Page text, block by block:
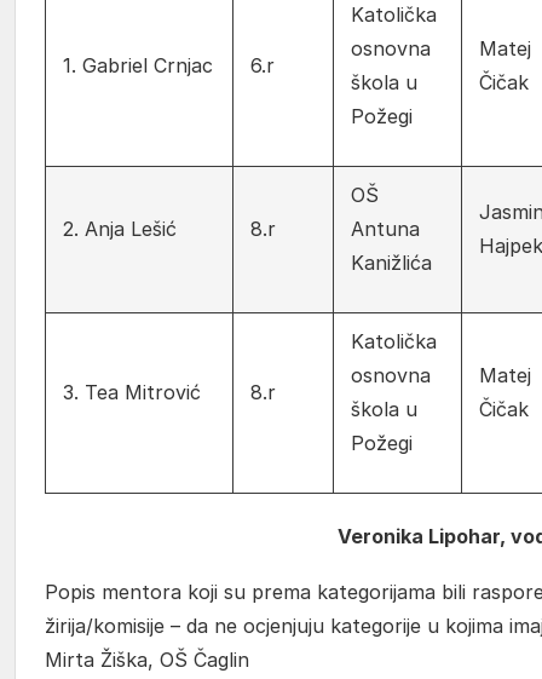
1. Gabriel Crnjac 6.r
Katolička
osnovna
škola u
Požegi
Matej
Čičak
2. Anja Lešić 8.r
OŠ
Antuna
Kanižlića
Hajpek
3. Tea Mitrović 8.r
Katolička
osnovna
škola u
Požegi
Matej
Čičak
Veronika Lipohar,
Popis mentora koji su prema kategorijama bili
žirija/komisije – da ne ocjenjuju kategorije u kojima
Mirta Žiška, OŠ Čaglin